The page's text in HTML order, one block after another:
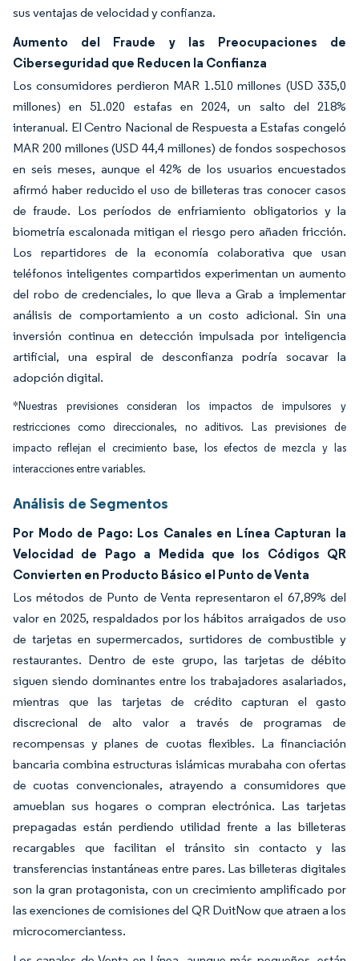
sus ventajas de velocidad y confianza.
Aumento del Fraude y las Preocupaciones de
Ciberseguridad que Reducen la Confianza
Los consumidores perdieron MAR 1.510 millones (USD 335,0
millones) en 51.020 estafas en 2024, un salto del 218%
interanual. El Centro Nacional de Respuesta a Estafas congeló
MAR 200 millones (USD 44,4 millones) de fondos sospechosos
en seis meses, aunque el 42% de los usuarios encuestados
afirmó haber reducido el uso de billeteras tras conocer casos
de fraude. Los períodos de enfriamiento obligatorios y la
biometría escalonada mitigan el riesgo pero añaden fricción.
Los repartidores de la economía colaborativa que usan
teléfonos inteligentes compartidos experimentan un aumento
del robo de credenciales, lo que lleva a Grab a implementar
análisis de comportamiento a un costo adicional. Sin una
inversión continua en detección impulsada por inteligencia
artificial, una espiral de desconfianza podría socavar la
adopción digital.
*Nuestras previsiones consideran los impactos de impulsores y
restricciones como direccionales, no aditivos. Las previsiones de
impacto reflejan el crecimiento base, los efectos de mezcla y las
interacciones entre variables.
Análisis de Segmentos
Por Modo de Pago: Los Canales en Línea Capturan la
Velocidad de Pago a Medida que los Códigos QR
Convierten en Producto Básico el Punto de Venta
Los métodos de Punto de Venta representaron el 67,89% del
valor en 2025, respaldados por los hábitos arraigados de uso
de tarjetas en supermercados, surtidores de combustible y
restaurantes. Dentro de este grupo, las tarjetas de débito
siguen siendo dominantes entre los trabajadores asalariados,
mientras que las tarjetas de crédito capturan el gasto
discrecional de alto valor a través de programas de
recompensas y planes de cuotas flexibles. La financiación
bancaria combina estructuras islámicas murabaha con ofertas
de cuotas convencionales, atrayendo a consumidores que
amueblan sus hogares o compran electrónica. Las tarjetas
prepagadas están perdiendo utilidad frente a las billeteras
recargables que facilitan el tránsito sin contacto y las
transferencias instantáneas entre pares. Las billeteras digitales
son la gran protagonista, con un crecimiento amplificado por
las exenciones de comisiones del QR DuitNow que atraen a los
microcomerciantess.